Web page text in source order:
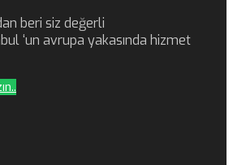
beri siz değerli
‘un avrupa yakasında hizmet